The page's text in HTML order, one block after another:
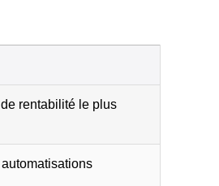
rentabilité le plus